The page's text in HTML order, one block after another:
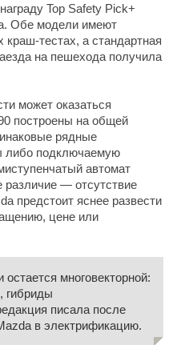
Top Safety Pick+
Обе модели имеют
тестах, а стандартная
на пешехода получила
может оказаться
построены на общей
рядные
либо подключаемую
автомат
— отсутствие
предстоит яснее развести
цене или
многовекторной:
гибриды
писала после
в электрификацию.